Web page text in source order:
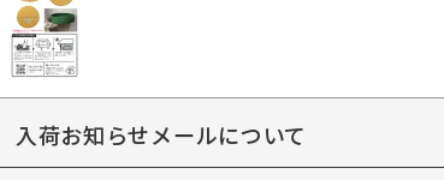
入荷お知らせメールについて